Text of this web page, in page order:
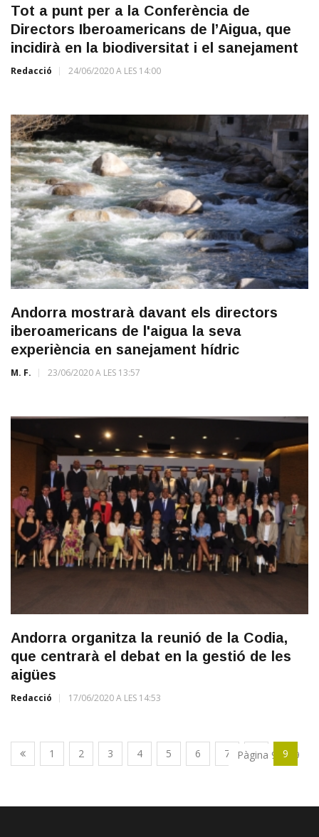
Tot a punt per a la Conferència de
Directors Iberoamericans de l’Aigua, que
incidirà en la biodiversitat i el sanejament
Redacció 24/06/2020 A LES 14:00
Andorra mostrarà davant els directors
iberoamericans de l'aigua la seva
experiència en sanejament hídric
M. F. 23/06/2020 A LES 13:57
Andorra organitza la reunió de la Codia,
que centrarà el debat en la gestió de les
aigües
Redacció 17/06/2020 A LES 14:53
1 2 3 4 5 6 7 8 9
Pàgina 9 de 9